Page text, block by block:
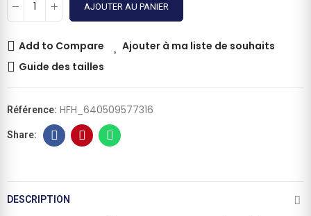
AJOUTER AU PANIER
Add to Compare
Ajouter à ma liste de souhaits
Guide des tailles
Référence: HFH_640509577316
DESCRIPTION